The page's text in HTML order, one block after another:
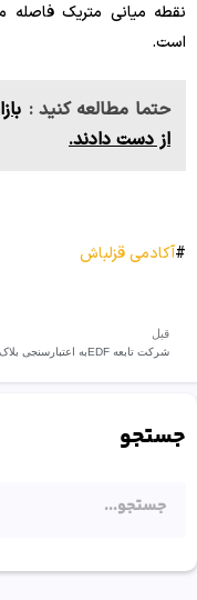
نقطه میانی متریک
است.
حتما مطالعه کنید :
از دست دادند.
#آکادمی قزلباش
قبل
جستجو